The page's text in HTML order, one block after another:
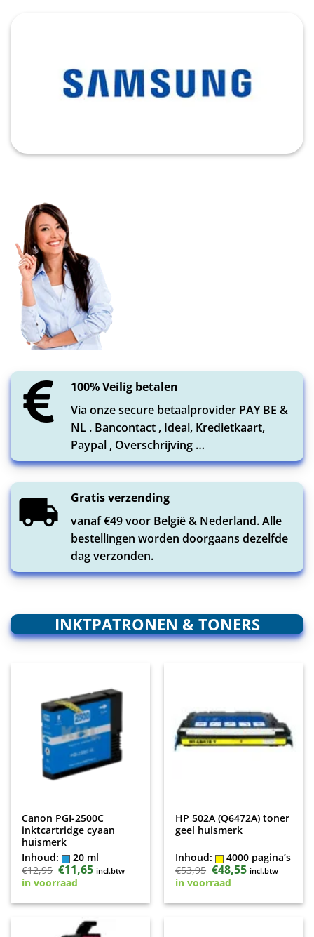
100% Veilig betalen
Via onze secure betaalprovider PAY BE &
NL . Bancontact , Ideal, Kredietkaart,
Paypal , Overschrijving …
Gratis verzending
vanaf €49 voor België & Nederland. Alle
bestellingen worden doorgaans dezelfde
dag verzonden.
INKTPATRONEN & TONERS
Canon PGI-2500C
inktcartridge cyaan
huismerk
Inhoud:
20 ml
€12,95 Oorspronkelijke
prijs
was:
€11,65Huidige
prijs
incl.btw
in voorraad
HP 502A (Q6472A) toner
geel huismerk
Inhoud:
4000 pagina’s
€53,95 Oorspronkelijke
prijs
was:
€48,55Huidige
prijs
incl.btw
in voorraad